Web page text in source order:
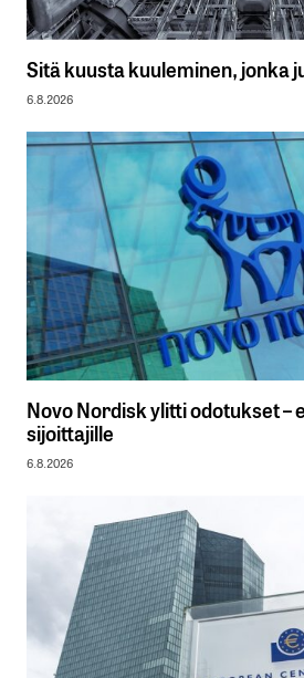
Sitä kuusta kuuleminen, jonka
6.8.2026
Novo Nordisk ylitti odotukset –
sijoittajille
6.8.2026